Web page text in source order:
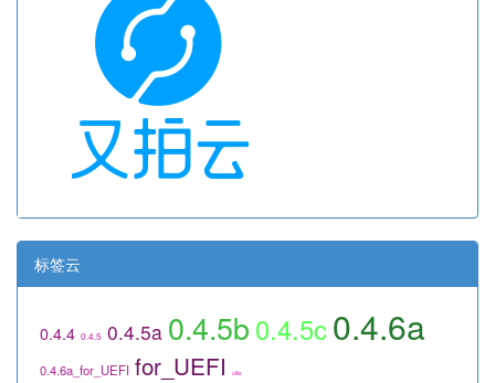
标签云
0.4.4 0.4.5 0.4.5a 0.4.5b 0.4.5c0.4.6a
0.4.6a_for_UEFI for_UEFI utils